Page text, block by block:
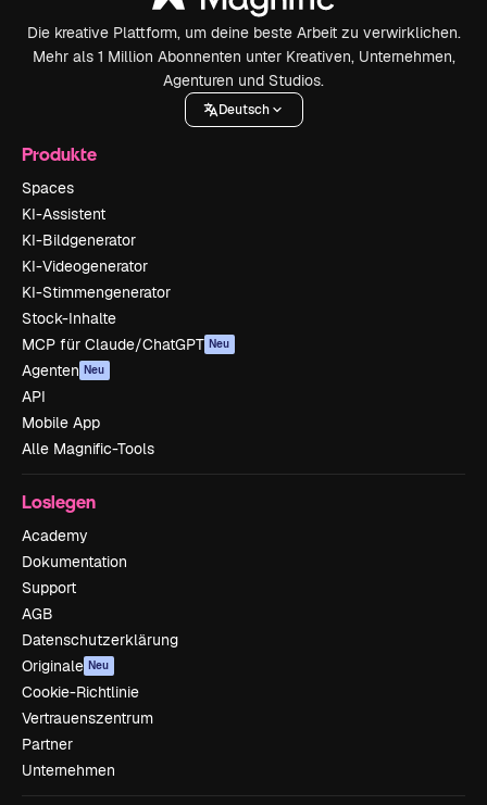
Die kreative Plattform, um deine beste Arbeit zu verwirklichen.
Mehr als 1 Million Abonnenten unter Kreativen, Unternehmen,
Agenturen und Studios.
Deutsch
Produkte
Spaces
KI-Assistent
KI-Bildgenerator
KI-Videogenerator
KI-Stimmengenerator
Stock-Inhalte
MCP für Claude/ChatGPT Neu
Agenten Neu
API
Mobile App
Alle Magnific-Tools
Loslegen
Academy
Dokumentation
Support
AGB
Datenschutzerklärung
Originale Neu
Cookie-Richtlinie
Vertrauenszentrum
Partner
Unternehmen